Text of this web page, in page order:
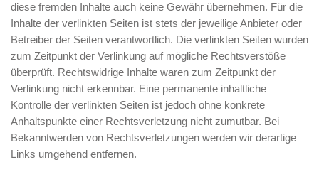
diese fremden Inhalte auch keine Gewähr übernehmen. Für die
Inhalte der verlinkten Seiten ist stets der jeweilige Anbieter oder
Betreiber der Seiten verantwortlich. Die verlinkten Seiten wurden
zum Zeitpunkt der Verlinkung auf mögliche Rechtsverstöße
überprüft. Rechtswidrige Inhalte waren zum Zeitpunkt der
Verlinkung nicht erkennbar. Eine permanente inhaltliche
Kontrolle der verlinkten Seiten ist jedoch ohne konkrete
Anhaltspunkte einer Rechtsverletzung nicht zumutbar. Bei
Bekanntwerden von Rechtsverletzungen werden wir derartige
Links umgehend entfernen.